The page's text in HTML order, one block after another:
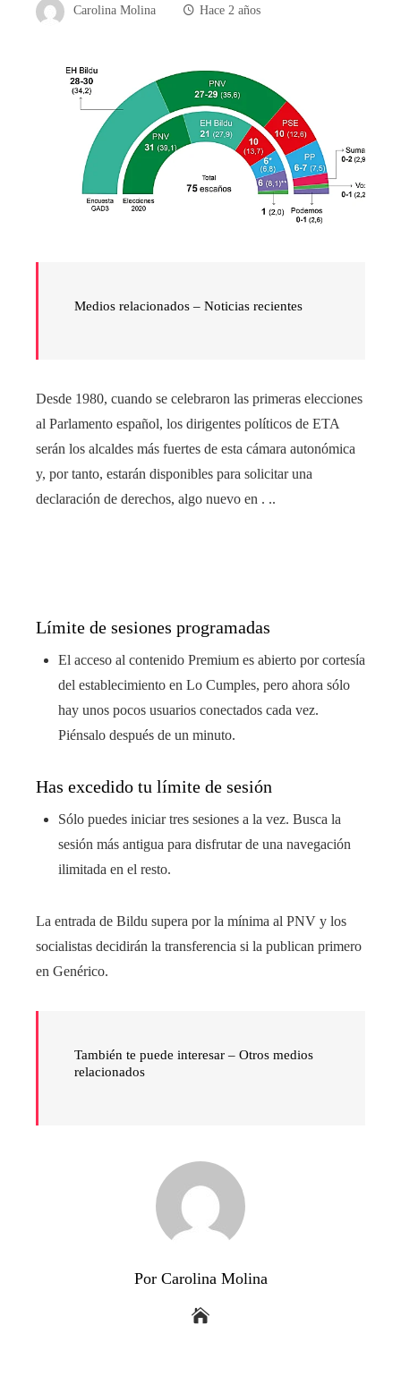
Carolina Molina Hace 2 años
Medios relacionados – Noticias recientes
Desde 1980, cuando se celebraron las primeras elecciones
al Parlamento español, los dirigentes políticos de ETA
serán los alcaldes más fuertes de esta cámara autonómica
y, por tanto, estarán disponibles para solicitar una
declaración de derechos, algo nuevo en . ..
Límite de sesiones programadas
El acceso al contenido Premium es abierto por cortesía
del establecimiento en Lo Cumples, pero ahora sólo
hay unos pocos usuarios conectados cada vez.
Piénsalo después de un minuto.
Has excedido tu límite de sesión
Sólo puedes iniciar tres sesiones a la vez. Busca la
sesión más antigua para disfrutar de una navegación
ilimitada en el resto.
La entrada de Bildu supera por la mínima al PNV y los
socialistas decidirán la transferencia si la publican primero
en Genérico.
También te puede interesar – Otros medios
relacionados
Por Carolina Molina